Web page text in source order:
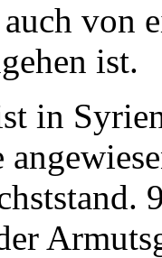
von
ist.
in